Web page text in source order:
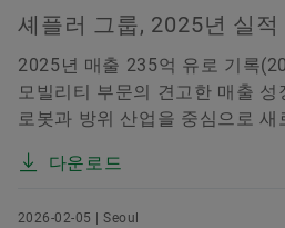
셰플러 그룹, 2025년 실적
2025년 매출 235억 유로 기록
모빌리티 부문의 견고한 매출 성
로봇과 방위 산업을 중심으로 새
다운로드
2026-02-05 | Seoul